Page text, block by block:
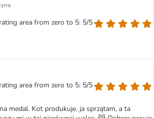
area from zero to 5: 5/5
area from zero to 5: 5/5
medal. Kot produkuje, ja sprzątam, a ta